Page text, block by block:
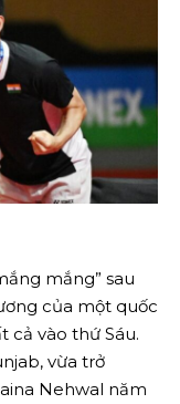
mắng” sau
của một quốc
cả vào thứ Sáu.
vừa trở
Nehwal năm